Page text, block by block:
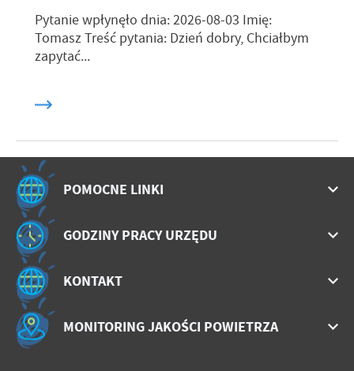
Pytanie wpłynęło dnia: 2026-08-03 Imię:
Tomasz Treść pytania: Dzień dobry, Chciałbym
zapytać...
POMOCNE LINKI
GODZINY PRACY URZĘDU
KONTAKT
MONITORING JAKOŚCI POWIETRZA